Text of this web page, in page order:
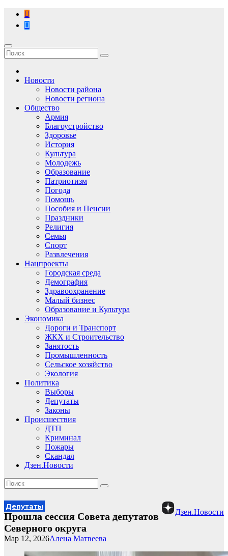
Перейти
содержимому
Новости
Новости района
Новости региона
Общество
Армия
Благоустройство
Здоровье
История
Культура
Молодежь
Образование
Патриотизм
Погода
Помощь
Пособия и Пенсии
Праздники
Религия
Семья
Спорт
Развлечения
Нацпроекты
Городская среда
Демография
Здравоохранение
Малый бизнес
Образование и Культура
Экономика
Дороги и Транспорт
ЖКХ и Строительство
Занятость
Промышленность
Сельское хозяйство
Экология
Политика
Выборы
Депутаты
Законы
Происшествия
ДТП
Криминал
Пожары
Скандал
Дзен.Новости
Дзен.Новости
Депутаты
Прошла сессия Совета депутатов
Северного округа
Алена Матвеева
Мар 12, 2026